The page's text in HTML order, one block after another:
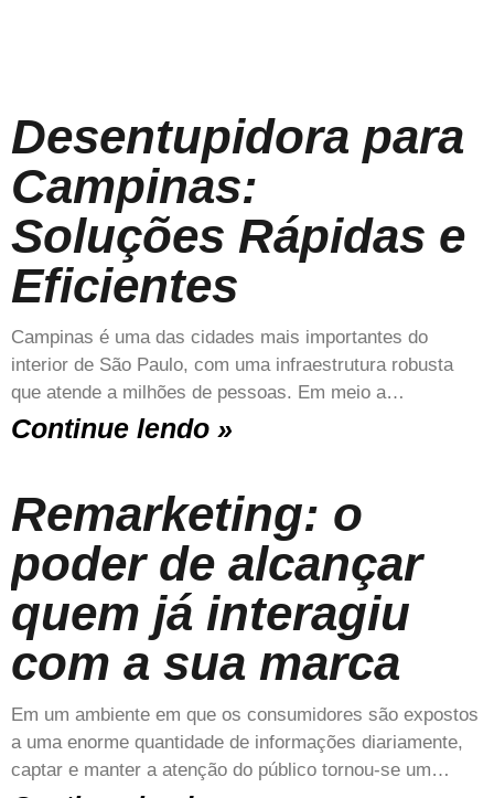
Desentupidora para
Campinas:
Soluções Rápidas e
Eficientes
Campinas é uma das cidades mais importantes do
interior de São Paulo, com uma infraestrutura robusta
que atende a milhões de pessoas. Em meio a…
Continue lendo »
Remarketing: o
poder de alcançar
quem já interagiu
com a sua marca
Em um ambiente em que os consumidores são expostos
a uma enorme quantidade de informações diariamente,
captar e manter a atenção do público tornou-se um…